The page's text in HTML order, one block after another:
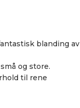
blanding av
og store.
til rene